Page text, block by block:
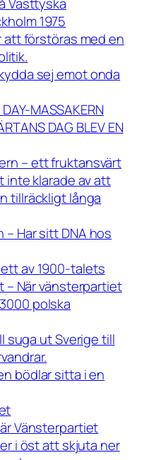
1975
förstöras med en
sej emot onda
DAY-MASSAKERN
DAG BLEV EN
– ett fruktansvärt
inte klarade av att
tillräckligt långa
– Har sitt DNA hos
av 1900-talets
När vänsterpartiet
polska
suga ut Sverige till
bödlar sitta i en
Vänsterpartiet
i öst att skjuta ner